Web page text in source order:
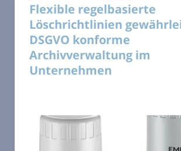
Flexible regelbasierte
Löschrichtlinien
DSGVO konforme
Archivverwaltung im
Unternehmen